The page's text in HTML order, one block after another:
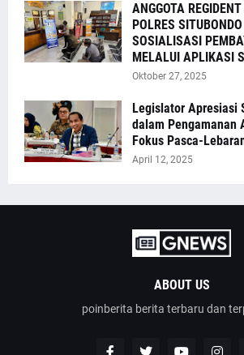
ANGGOTA
POLRES
SOSIALISASI
MELALUI APLIKASI
Oktober 27, 2025
Legislator Apresiasi
dalam Pengamanan
Fokus Pasca-
April 12, 2025
ABOUT US
poinberita berita terbaru dan